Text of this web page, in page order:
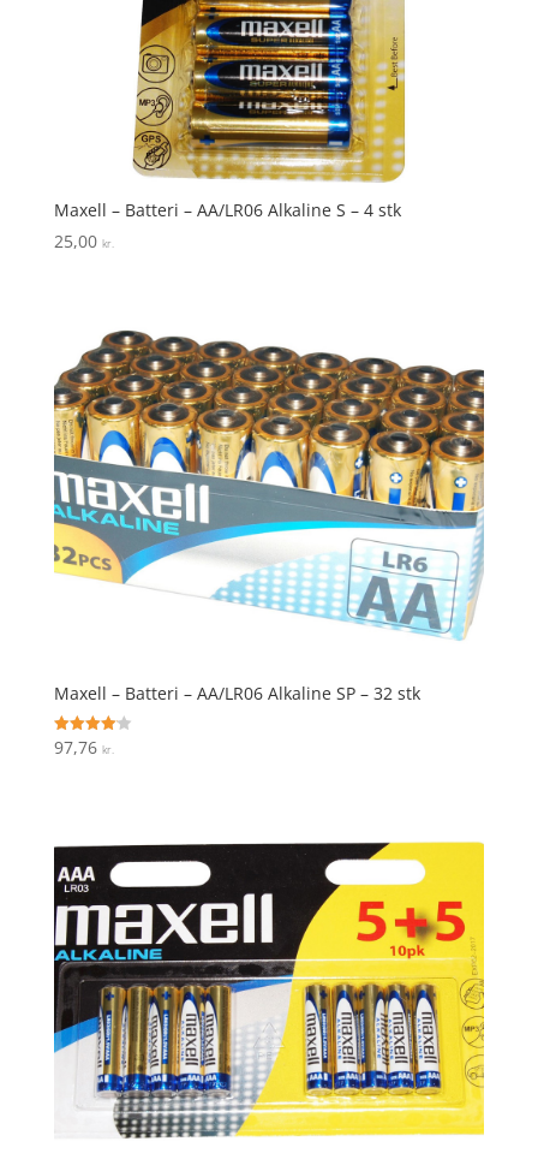
Maxell – Batteri – AA/LR06 Alkaline S – 4 stk
25,00 kr.
Maxell – Batteri – AA/LR06 Alkaline SP – 32 stk
Vurderet
4.1
97,76 kr.